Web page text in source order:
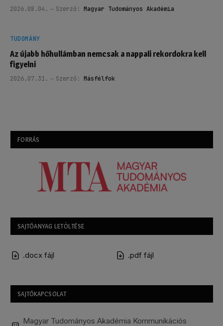
2026.08.04. Szerző: Magyar Tudományos Akadémia
TUDOMÁNY
Az újabb hőhullámban nemcsak a nappali rekordokra kell
figyelni
2026.07.31. Szerző: Másfélfok
FORRÁS
SAJTÓANYAG LETÖLTÉSE
.docx fájl .pdf fájl
SAJTÓKAPCSOLAT
Magyar Tudományos Akadémia Kommunikációs